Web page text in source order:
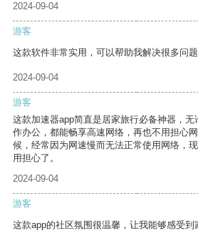
2024-09-04
游客
这款软件非常实用，可以帮助我解决很多问题
2024-09-04
游客
这款加速器app简直是居家旅行必备神器，
作办公，都能畅享高速网络，再也不用担心
候，经常因为网速慢而无法正常使用网络，
用担心了。
2024-09-04
游客
这款app的社区氛围很温馨，让我能够感受到